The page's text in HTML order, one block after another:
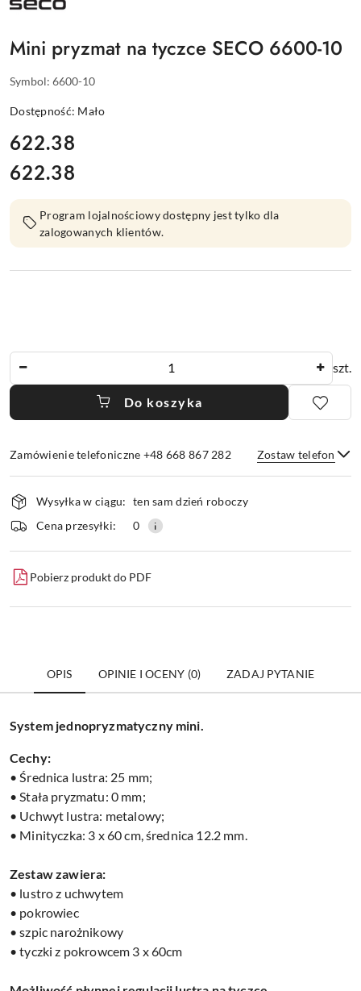
PRODUCENTA:
Mini pryzmat na tyczce SECO 6600-10
Symbol: 6600-10
Dostępność: Mało
cena:
622.38
Cena:
622.38
Program lojalnościowy dostępny jest tylko dla
zalogowanych klientów.
szt.
Do koszyka
Zamówienie telefoniczne +48 668 867 282 Zostaw telefon
Wyślij
Dostępność
i
dostawa
Wysyłka w ciągu: ten sam dzień roboczy
Cena przesyłki:
0
Pobierz produkt do PDF
OPIS OPINIE I OCENY (0) ZADAJ PYTANIE
System jednopryzmatyczny mini.
Cechy:
• Średnica lustra: 25 mm;
• Stała pryzmatu: 0 mm;
• Uchwyt lustra: metalowy;
• Minityczka: 3 x 60 cm, średnica 12.2 mm.
Zestaw zawiera:
• lustro z uchwytem
• pokrowiec
• szpic narożnikowy
• tyczki z pokrowcem 3 x 60cm